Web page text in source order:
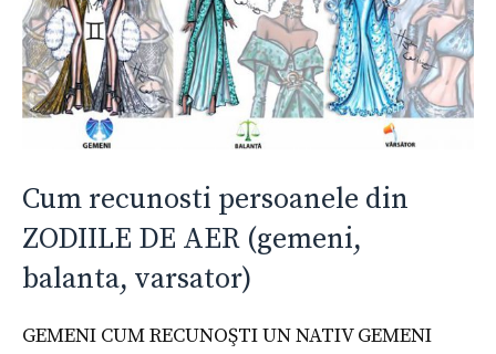
Cum recunosti persoanele din
ZODIILE DE AER (gemeni,
balanta, varsator)
GEMENI CUM RECUNOŞTI UN NATIV GEMENI